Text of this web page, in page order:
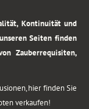
Kontinuität und
Seiten finden
Zauberrequisiten,
hier finden Sie
verkaufen!